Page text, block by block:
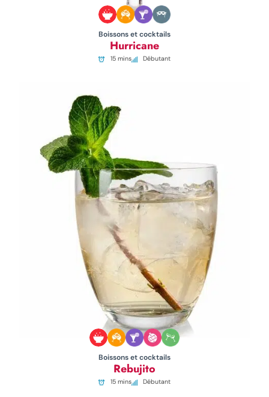
Boissons et cocktails
Hurricane
15 mins Débutant
Boissons et cocktails
Rebujito
15 mins Débutant